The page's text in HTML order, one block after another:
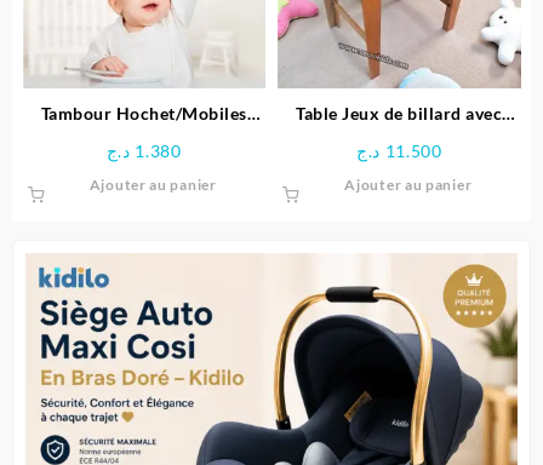
choisies
la
page
Tambour Hochet/Mobiles
1.380 د.ج
Ajouter au panier
Table Jeux de billard avec
11.500 د.ج
Ajouter au panier